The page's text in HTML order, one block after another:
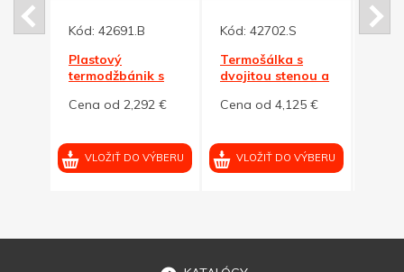
Kód: 42691.B
Plastový
termodžbánik s
Cena od 2,292 €
VLOŽIŤ DO VÝBERU
Kód: 42702.S
Termošálka s
dvojitou stenou a
ml
Cena od 4,125 €
VLOŽIŤ DO VÝBERU
Kód: